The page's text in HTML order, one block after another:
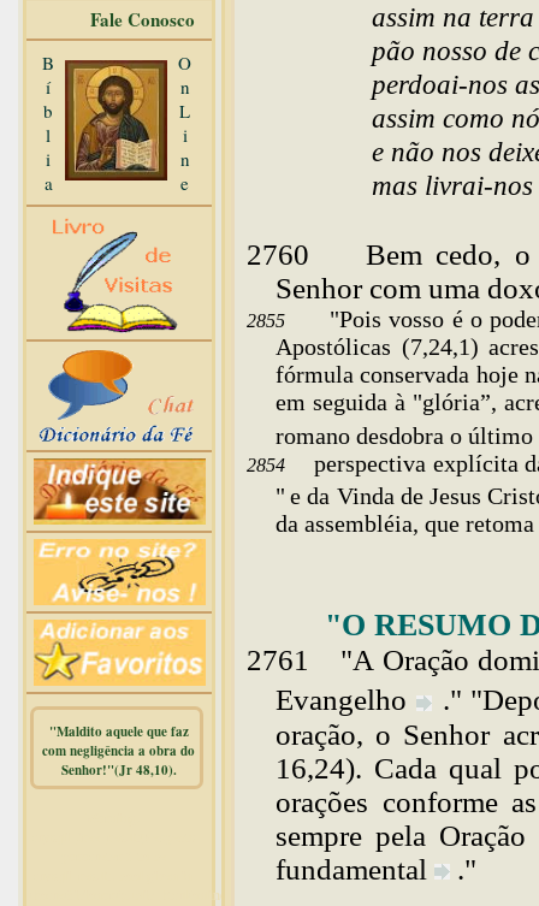
Fale Conosco
B
í
b
l
i
a
O
n
L
i
n
e
"Maldito aquele que faz
com negligência a obra do
Senhor!"(Jr 48,10).
/home/dicionar/public_html/online.php
assim na
pão nosso de
perdoai-nos
assim como
e não nos
mas livrai-
2760 Bem cedo,
Senhor com uma
2855
"Pois vosso é o
Apostólicas (7,24,1)
fórmula conservada hoje
em seguida à "glória”,
romano desdobra o último
2854 perspectiva explícita
" e da Vinda de Jesus
da assembléia, que
"O RESUMO
2761
"A Oração
Evangelho
."
oração, o Senhor
16,24). Cada qual
orações conforme
sempre pela
fundamental
."